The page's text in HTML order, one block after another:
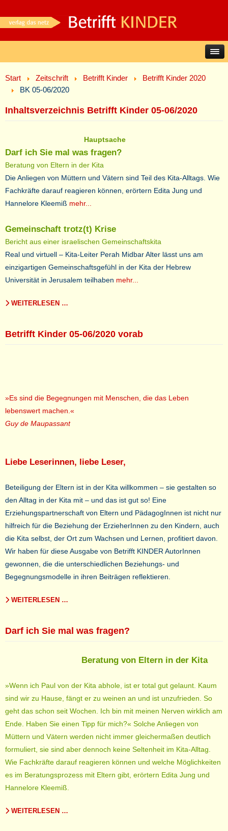
Start Zeitschrift Betrifft Kinder
Betrifft Kinder 2020
BK 05-06/2020
Inhaltsverzeichnis Betrifft Kinder 05-06/2020
Hauptsache
Darf ich Sie mal was fragen?
Beratung von Eltern in der Kita
Die Anliegen von Müttern und Vätern sind Teil des Kita-Alltags. Wie
Fachkräfte darauf reagieren können, erörtern Edita Jung und
Hannelore Kleemiß mehr...
Gemeinschaft trotz(t) Krise
Bericht aus einer israelischen Gemeinschaftskita
Real und virtuell – Kita-Leiter Perah Midbar Alter lässt uns am
einzigartigen Gemeinschaftsgefühl in der Kita der Hebrew
Universität in Jerusalem teilhaben mehr...
WEITERLESEN …
Betrifft Kinder 05-06/2020 vorab
»Es sind die Begegnungen mit Menschen, die das Leben
lebenswert machen.«
Guy de Maupassant
Liebe Leserinnen, liebe Leser,
Beteiligung der Eltern ist in der Kita willkommen – sie gestalten so
den Alltag in der Kita mit – und das ist gut so! Eine
Erziehungspartnerschaft von Eltern und PädagogInnen ist nicht nur
hilfreich für die Beziehung der ErzieherInnen zu den Kindern, auch
die Kita selbst, der Ort zum Wachsen und Lernen, profitiert davon.
Wir haben für diese Ausgabe von Betrifft KINDER AutorInnen
gewonnen, die die unterschiedlichen Beziehungs- und
Begegnungsmodelle in ihren Beiträgen reflektieren.
WEITERLESEN …
Darf ich Sie mal was fragen?
Beratung von Eltern in der Kita
»Wenn ich Paul von der Kita abhole, ist er total gut gelaunt. Kaum
sind wir zu Hause, fängt er zu weinen an und ist unzufrieden. So
geht das schon seit Wochen. Ich bin mit meinen Nerven wirklich am
Ende. Haben Sie einen Tipp für mich?« Solche Anliegen von
Müttern und Vätern werden nicht immer gleichermaßen deutlich
formuliert, sie sind aber dennoch keine Seltenheit im Kita-Alltag.
Wie Fachkräfte darauf reagieren können und welche Möglichkeiten
es im Beratungsprozess mit Eltern gibt, erörtern Edita Jung und
Hannelore Kleemiß.
WEITERLESEN …